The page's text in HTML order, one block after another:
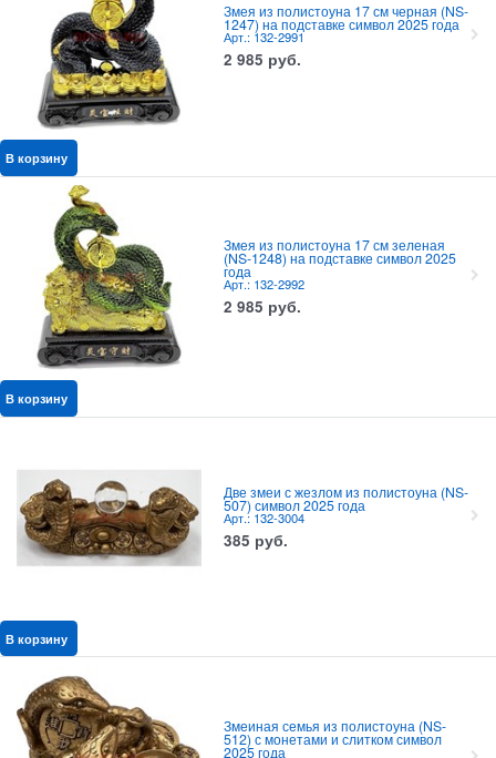
Змея из полистоуна 17 см черная (NS-
1247) на подставке символ 2025 года
Арт.: 132-2991
2 985 руб.
В корзину
Змея из полистоуна 17 см зеленая
(NS-1248) на подставке символ 2025
года
Арт.: 132-2992
2 985 руб.
В корзину
Две змеи с жезлом из полистоуна (NS-
507) символ 2025 года
Арт.: 132-3004
385 руб.
В корзину
Змеиная семья из полистоуна (NS-
512) с монетами и слитком символ
2025 года